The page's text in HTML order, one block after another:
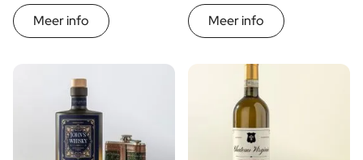
Meer info Meer info